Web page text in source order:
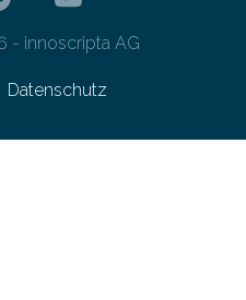
- innoscripta AG
Datenschutz